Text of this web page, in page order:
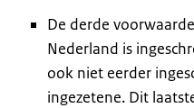
De derde
Nederland is
ook niet eerder
ingezetene. Dit